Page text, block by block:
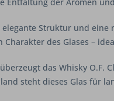
Struktur und eine
des Glases –
das Whisky O.F.
steht dieses Glas für